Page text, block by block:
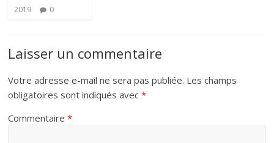
2019
0
Laisser un commentaire
Votre adresse e-mail ne sera pas publiée. Les champs
obligatoires sont indiqués avec*
Commentaire*